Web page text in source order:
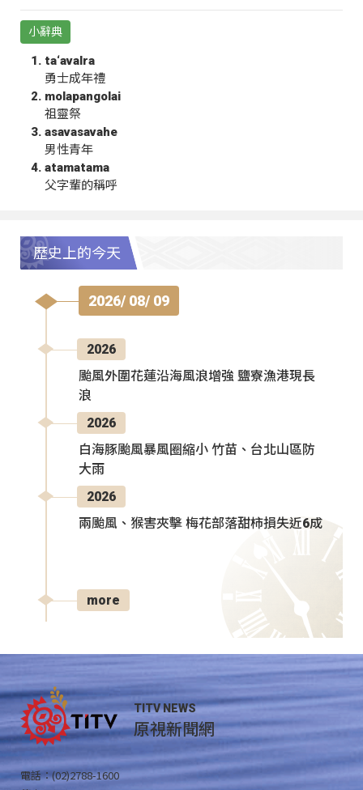
小辭典
ta‘avalra
勇士成年禮
molapangolai
祖靈祭
asavasavahe
男性青年
atamatama
父字輩的稱呼
歷史上的今天
2026/ 08/ 09
2026
颱風外圍花蓮沿海風浪增強 鹽寮漁港現長
浪
2026
白海豚颱風暴風圈縮小 竹苗、台北山區防
大雨
2026
兩颱風、猴害夾擊 梅花部落甜柿損失近6成
more
TITV NEWS
原視新聞網
電話：(02)2788-1600